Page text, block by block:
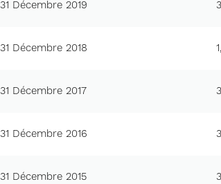
31 Décembre 2019
31 Décembre 2018
31 Décembre 2017
31 Décembre 2016
31 Décembre 2015